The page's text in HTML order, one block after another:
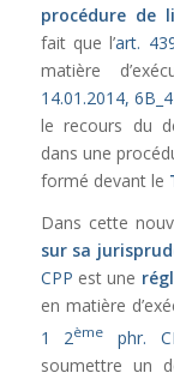
procédure de
fait que l’art.
matière
14.01.2014,
le recours du
dans une
formé devant le
Dans cette
sur sa
CPP est une
en matière
1 2ème phr.
soumettre un